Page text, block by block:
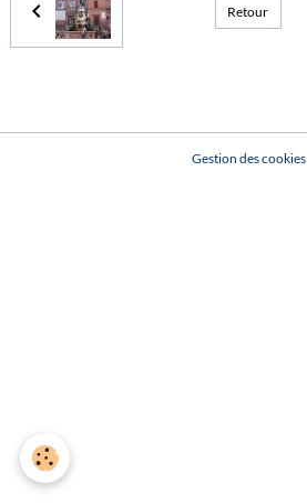
Retour
Gestion des cookies